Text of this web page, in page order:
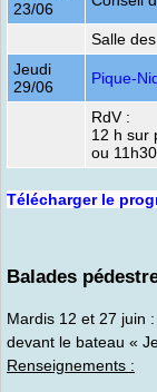
23/06
Salle
Jeudi
29/06
Pique-
RdV :
12 h sur
ou
Télécharger le
Balades
Mardis 12 et 27 juin
devant le bateau «
Renseignements :